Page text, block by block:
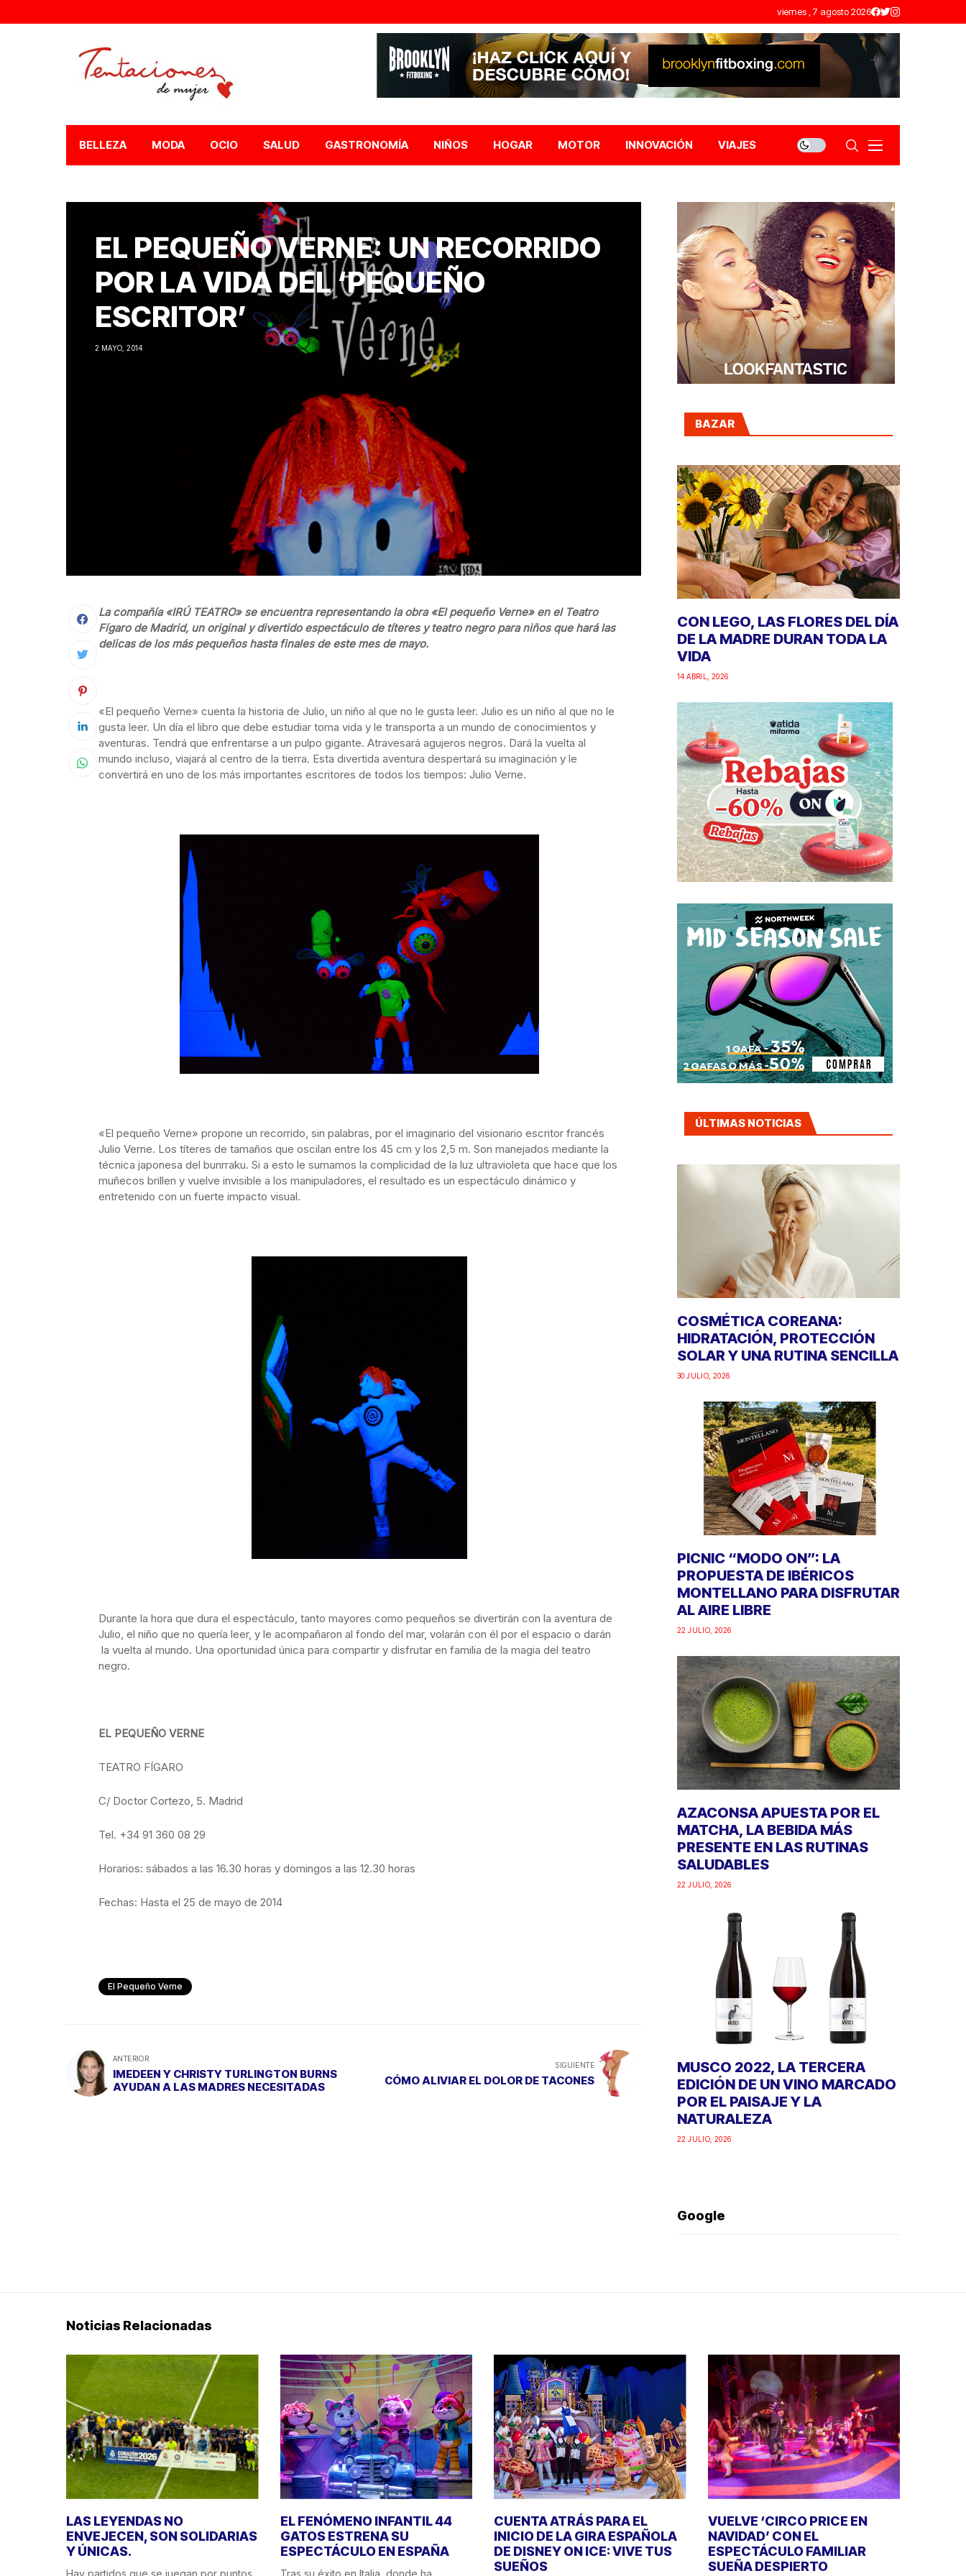
viernes , 7 agosto 2026
BELLEZA MODA OCIO SALUD GASTRONOMÍA NIÑOS HOGAR MOTOR INNOVACIÓN VIAJES
EL PEQUEÑO VERNE: UN RECORRIDO
POR LA VIDA DEL ‘PEQUEÑO
ESCRITOR’
2 MAYO, 2014
La compañía «IRÚ TEATRO» se encuentra representando la obra «El pequeño Verne» en el Teatro
Fígaro de Madrid, un original y divertido espectáculo de títeres y teatro negro para niños que hará las
delicas de los más pequeños hasta finales de este mes de mayo.
«El pequeño Verne» cuenta la historia de Julio, un niño al que no le gusta leer. Julio es un niño al que no le
gusta leer. Un día el libro que debe estudiar toma vida y le transporta a un mundo de conocimientos y
aventuras. Tendrá que enfrentarse a un pulpo gigante. Atravesará agujeros negros. Dará la vuelta al
mundo incluso, viajará al centro de la tierra. Esta divertida aventura despertará su imaginación y le
convertirá en uno de los más importantes escritores de todos los tiempos: Julio Verne.
«El pequeño Verne» propone un recorrido, sin palabras, por el imaginario del visionario escritor francés
Julio Verne. Los títeres de tamaños que oscilan entre los 45 cm y los 2,5 m. Son manejados mediante la
técnica japonesa del bunrraku. Si a esto le sumamos la complicidad de la luz ultravioleta que hace que los
muñecos brillen y vuelve invisible a los manipuladores, el resultado es un espectáculo dinámico y
entretenido con un fuerte impacto visual.
Durante la hora que dura el espectáculo, tanto mayores como pequeños se divertirán con la aventura de
Julio, el niño que no quería leer, y le acompañaron al fondo del mar, volarán con él por el espacio o darán
la vuelta al mundo. Una oportunidad única para compartir y disfrutar en familia de la magia del teatro
negro.
EL PEQUEÑO VERNE
TEATRO FÍGARO
C/ Doctor Cortezo, 5. Madrid
Tel. +34 91 360 08 29
Horarios: sábados a las 16.30 horas y domingos a las 12.30 horas
Fechas: Hasta el 25 de mayo de 2014
El Pequeño Verne
ANTERIOR
IMEDEEN Y CHRISTY TURLINGTON BURNS
AYUDAN A LAS MADRES NECESITADAS
SIGUIENTE
CÓMO ALIVIAR EL DOLOR DE TACONES
BAZAR
CON LEGO, LAS FLORES DEL DÍA
DE LA MADRE DURAN TODA LA
VIDA
14 ABRIL, 2026
ÚLTIMAS NOTICIAS
COSMÉTICA COREANA:
HIDRATACIÓN, PROTECCIÓN
SOLAR Y UNA RUTINA SENCILLA
30 JULIO, 2026
PICNIC “MODO ON”: LA
PROPUESTA DE IBÉRICOS
MONTELLANO PARA DISFRUTAR
AL AIRE LIBRE
22 JULIO, 2026
AZACONSA APUESTA POR EL
MATCHA, LA BEBIDA MÁS
PRESENTE EN LAS RUTINAS
SALUDABLES
22 JULIO, 2026
MUSCO 2022, LA TERCERA
EDICIÓN DE UN VINO MARCADO
POR EL PAISAJE Y LA
NATURALEZA
22 JULIO, 2026
Google
Noticias Relacionadas
LAS LEYENDAS NO
ENVEJECEN, SON SOLIDARIAS
Y ÚNICAS.
Hay partidos que se juegan por puntos.
EL FENÓMENO INFANTIL 44
GATOS ESTRENA SU
ESPECTÁCULO EN ESPAÑA
Tras su éxito en Italia, donde ha
CUENTA ATRÁS PARA EL
INICIO DE LA GIRA ESPAÑOLA
DE DISNEY ON ICE: VIVE TUS
SUEÑOS
VUELVE ‘CIRCO PRICE EN
NAVIDAD’ CON EL
ESPECTÁCULO FAMILIAR
SUEÑA DESPIERTO